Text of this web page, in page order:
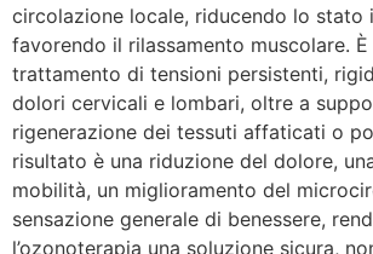
circolazione locale, riducendo lo stato
favorendo il rilassamento muscolare.
trattamento di tensioni persistenti,
dolori cervicali e lombari, oltre a
rigenerazione dei tessuti affaticati o
risultato è una riduzione del dolore,
mobilità, un miglioramento del
sensazione generale di benessere,
l’ozonoterapia una soluzione sicura,